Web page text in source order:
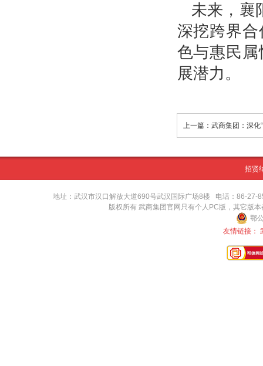
未来，襄
深挖跨界
色与惠民
展潜力。
招贤
地址：武汉市汉口解放大道690号武汉国际广场8楼 电话：86-
版权所有 武商集团官网只有个人PC版，其它版
鄂
友情链接：